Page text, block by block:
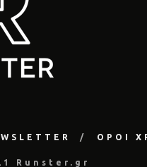
ΟΡΟΙ
Runster.gr